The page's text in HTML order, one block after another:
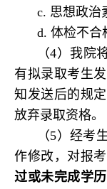
c. 思想政治
d. 体检不合
（4）我院
有拟录取考生
知发送后的规
放弃录取资格。
（5）经考
作修改，对报
过或未完成学